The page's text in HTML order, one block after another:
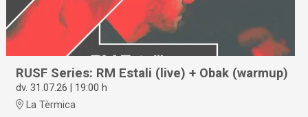
RUSF Series: RM Estali (live) + Obak (warmup)
dv. 31.07.26 | 19:00 h
La Tèrmica